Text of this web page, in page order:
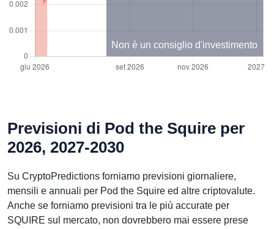
Non è un consiglio d'investimento
Previsioni di Pod the Squire per
2026, 2027-2030
Su CryptoPredictions forniamo previsioni giornaliere,
mensili e annuali per Pod the Squire ed altre criptovalute.
Anche se forniamo previsioni tra le più accurate per
SQUIRE sul mercato, non dovrebbero mai essere prese